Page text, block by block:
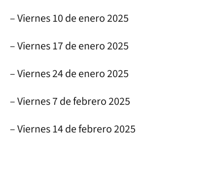
– Viernes 10 de enero 2025
– Viernes 17 de enero 2025
– Viernes 24 de enero 2025
– Viernes 7 de febrero 2025
– Viernes 14 de febrero 2025